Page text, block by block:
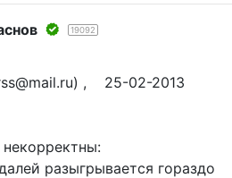
19092
, 25-02-2013
разыгрывается гораздо